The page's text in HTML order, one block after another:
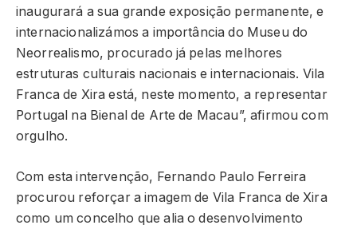
inaugurará a sua grande exposição permanente, e
internacionalizámos a importância do Museu do
Neorrealismo, procurado já pelas melhores
estruturas culturais nacionais e internacionais. Vila
Franca de Xira está, neste momento, a representar
Portugal na Bienal de Arte de Macau”, afirmou com
orgulho.
Com esta intervenção, Fernando Paulo Ferreira
procurou reforçar a imagem de Vila Franca de Xira
como um concelho que alia o desenvolvimento